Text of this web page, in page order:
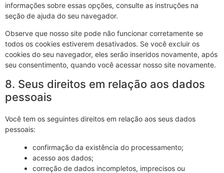
informações sobre essas opções, consulte as instruções na
seção de ajuda do seu navegador.
Observe que nosso site pode não funcionar corretamente se
todos os cookies estiverem desativados. Se você excluir os
cookies do seu navegador, eles serão inseridos novamente, após
seu consentimento, quando você acessar nosso site novamente.
8. Seus direitos em relação aos dados
pessoais
Você tem os seguintes direitos em relação aos seus dados
pessoais:
confirmação da existência do processamento;
acesso aos dados;
correção de dados incompletos, imprecisos ou